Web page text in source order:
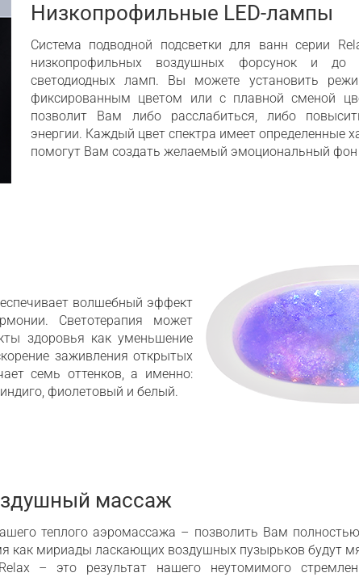
Низкопрофильные LED-лампы
Система подводной подсветки для ванн серии
низкопрофильных воздушных форсунок и до
светодиодных ламп. Вы можете установить
фиксированным цветом или с плавной сменой
позволит Вам либо расслабиться, либо
энергии. Каждый цвет спектра имеет определенные
помогут Вам создать желаемый эмоциональный фон
волшебный эффект
Светотерапия может
здоровья как уменьшение
заживления открытых
семь оттенков, а именно:
фиолетовый и белый.
массаж
теплого аэромассажа – позволить Вам
как мириады ласкающих воздушных пузырьков будут
– это результат нашего неутомимого